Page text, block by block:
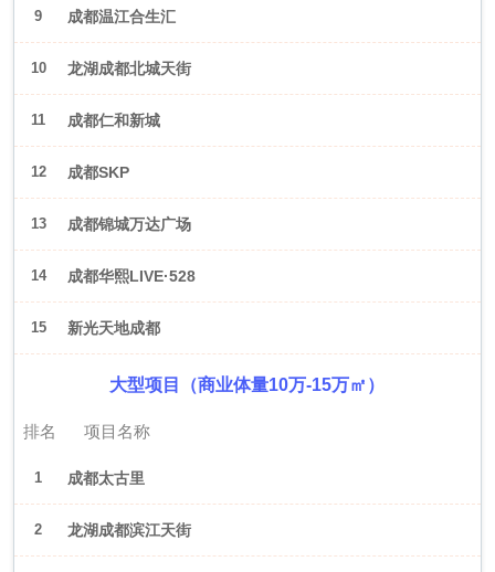
9 成都温江合生汇
10 龙湖成都北城天街
11 成都仁和新城
12 成都SKP
13 成都锦城万达广场
14 成都华熙LIVE·528
15 新光天地成都
大型项目（商业体量10万-15万㎡）
排名 项目名称
1 成都太古里
2 龙湖成都滨江天街